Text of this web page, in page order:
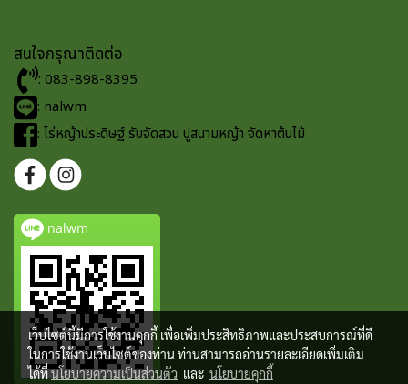
สนใจกรุณาติดต่อ
: 083-898-8395
: nalwm
: ไร่หญ้าประดิษฐ์ รับจัดสวน ปูสนามหญ้า จัดหาต้นไม้
nalwm
เว็บไซต์นี้มีการใช้งานคุกกี้ เพื่อเพิ่มประสิทธิภาพและประสบการณ์ที่ดี
ในการใช้งานเว็บไซต์ของท่าน ท่านสามารถอ่านรายละเอียดเพิ่มเติม
ได้ที่นโยบายความเป็นส่วนตัว และ นโยบายคุกกี้